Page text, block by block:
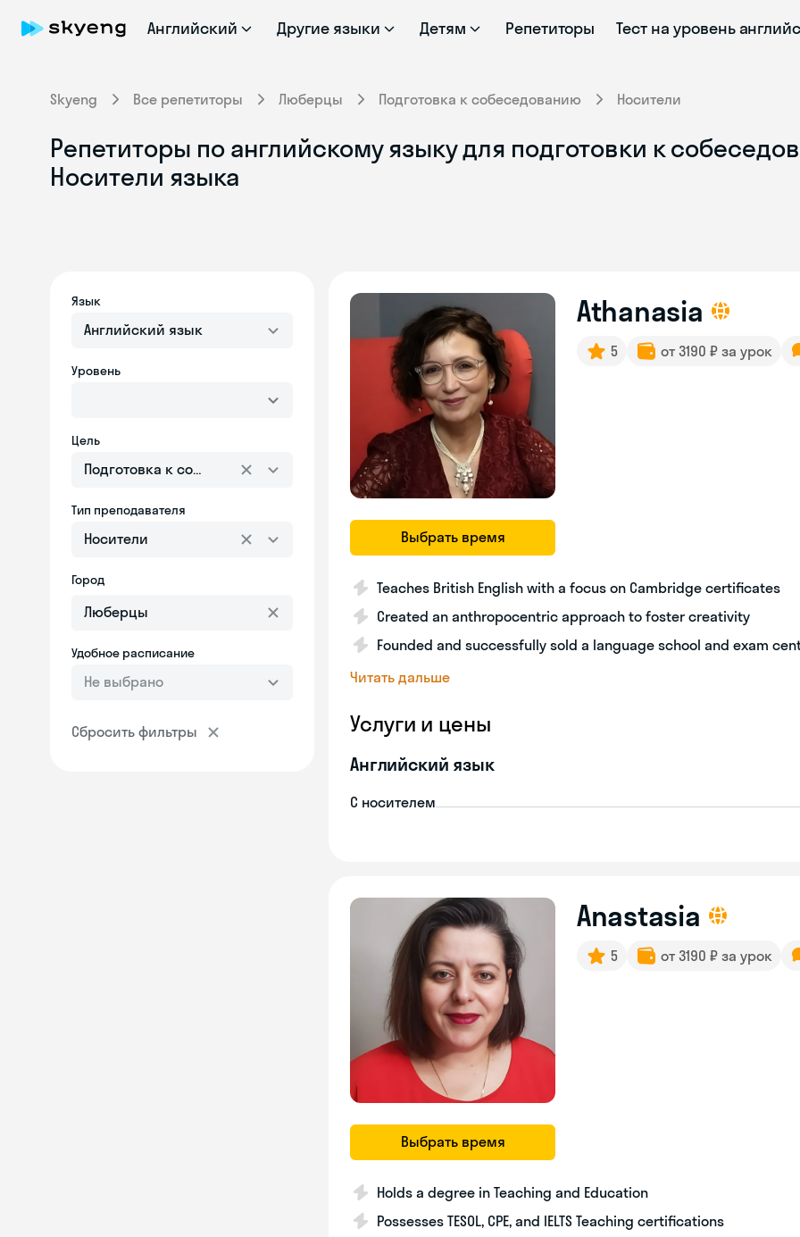
Английский Другие языки Детям Репетиторы Тест на уровень
Skyeng Все репетиторы Люберцы Подготовка к собеседованию Носители
Репетиторы по английскому языку для подготовки к
Носители языка
Язык
Английский язык
Уровень
Цель
Подготовка к собеседованию
Тип преподавателя
Носители
Город
Удобное расписание
Не выбрано
Сбросить фильтры
Выбрать время
Athanasia
5 от 3190 ₽ за урок
Teaches British English with a focus on Cambridge certificates
Created an anthropocentric approach to foster creativity
Founded and successfully sold a language school and exam
Читать дальше
Услуги и цены
Английский язык
С носителем
Выбрать время
Anastasia
5 от 3190 ₽ за урок
Holds a degree in Teaching and Education
Possesses TESOL, CPE, and IELTS Teaching certifications